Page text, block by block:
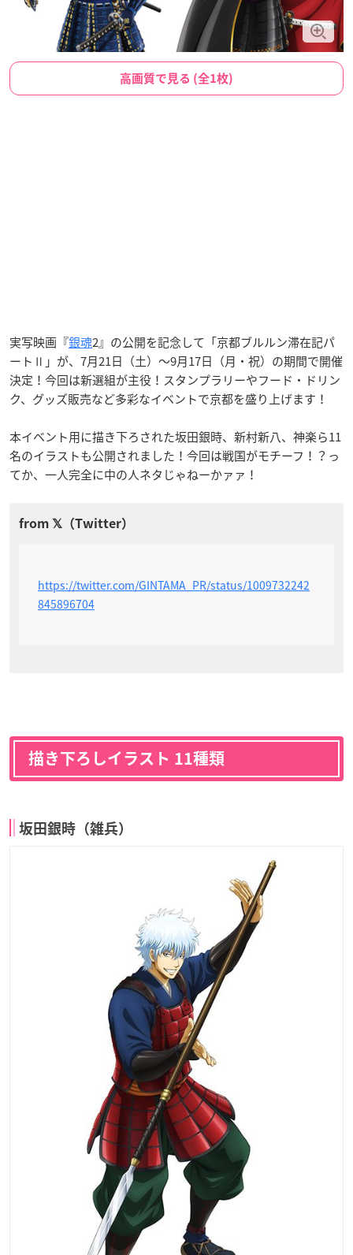
高画質で見る (全1枚)
実写映画『銀魂2』の公開を記念して「京都ブルルン滞在記パ
ートⅡ」が、7月21日（土）〜9月17日（月・祝）の期間で開催
決定！今回は新選組が主役！スタンプラリーやフード・ドリン
ク、グッズ販売など多彩なイベントで京都を盛り上げます！
本イベント用に描き下ろされた坂田銀時、新村新八、神楽ら11
名のイラストも公開されました！今回は戦国がモチーフ！？っ
てか、一人完全に中の人ネタじゃねーかァァ！
https://twitter.com/GINTAMA_PR/status/1009732242
845896704
描き下ろしイラスト 11種類
坂田銀時（雑兵）